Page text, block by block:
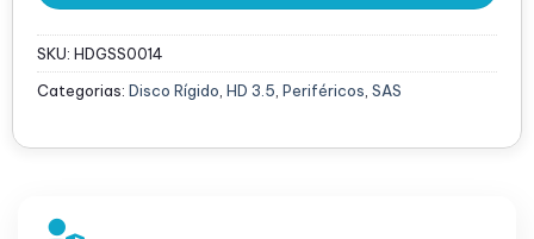
SKU: HDGSS0014
Categorias: Disco Rígido HD 3.5 Periféricos SAS